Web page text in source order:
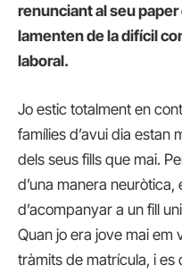
renunciant al seu
lamenten de la difícil
laboral.
Jo estic totalment en
famílies d’avui dia estan
dels seus fills que mai.
d’una manera
d’acompanyar a un fill
Quan jo era jove mai em
tràmits de matrícula, i